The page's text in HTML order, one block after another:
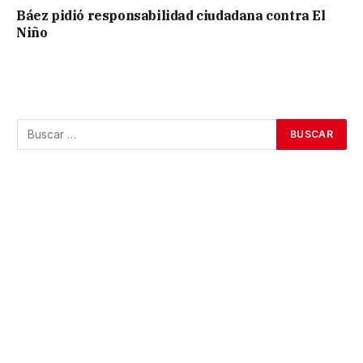
Báez pidió responsabilidad ciudadana contra El
Niño